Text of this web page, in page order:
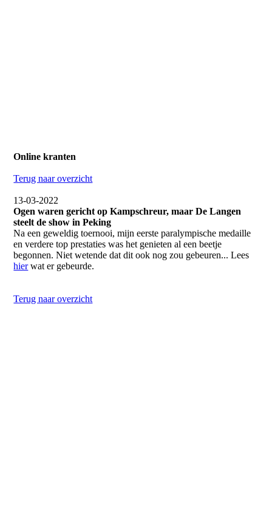
Online kranten
Terug naar overzicht
13-03-2022
Ogen waren gericht op Kampschreur, maar De Langen
steelt de show in Peking
Na een geweldig toernooi, mijn eerste paralympische medaille
en verdere top prestaties was het genieten al een beetje
begonnen. Niet wetende dat dit ook nog zou gebeuren... Lees
hierwat er gebeurde.
Terug naar overzicht